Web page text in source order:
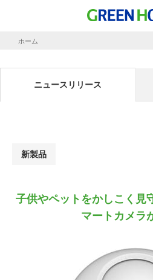
ホーム
ニュースリリース
新製品
子供やペットをかしこく見
マートカメラ